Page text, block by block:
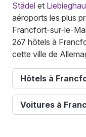
Städel et
aéroports les plus
Francfort-sur-le-
267 hôtels à
cette ville de
Hôtels à
Voitures à